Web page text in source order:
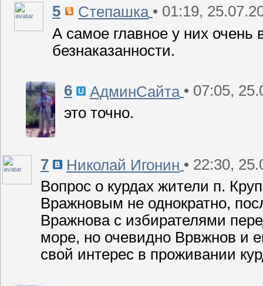
5 Степашка • 01:19,
А самое главное у них очень
безнаказанности.
6 АдминСайта • 07:05,
это точно.
7 Николай Игонин • 22:30,
Вопрос о курдах жители п.
Вражновым не однократно,
Вражнова с избирателями
море, но очевидно Врвжнов и
свой интерес в проживании